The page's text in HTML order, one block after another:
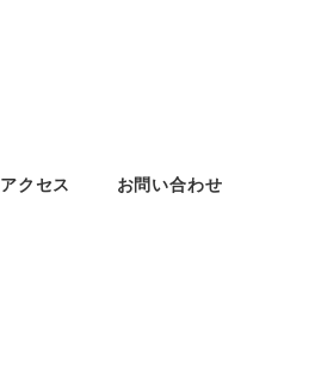
アクセス お問い合わせ